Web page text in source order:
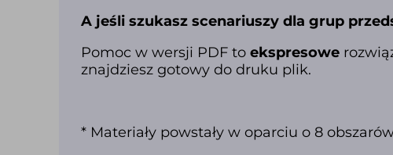
A jeśli szukasz scenariuszy dla grup
Pomoc w wersji PDF to ekspresowe
znajdziesz gotowy do druku plik.
* Materiały powstały w oparciu o 8